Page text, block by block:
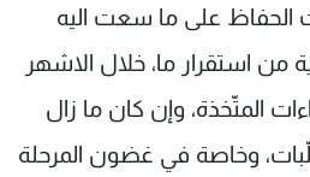
الحفاظ على ما سعت اليه
من استقرار ما، خلال الاشهر
المتّخذة، وإن كان ما زال
وخاصة في غضون المرحلة